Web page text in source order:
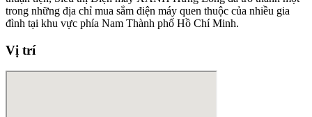
trong những địa chỉ mua sắm điện máy quen thuộc của nhiều gia
đình tại khu vực phía Nam Thành phố Hồ Chí Minh.
Vị trí